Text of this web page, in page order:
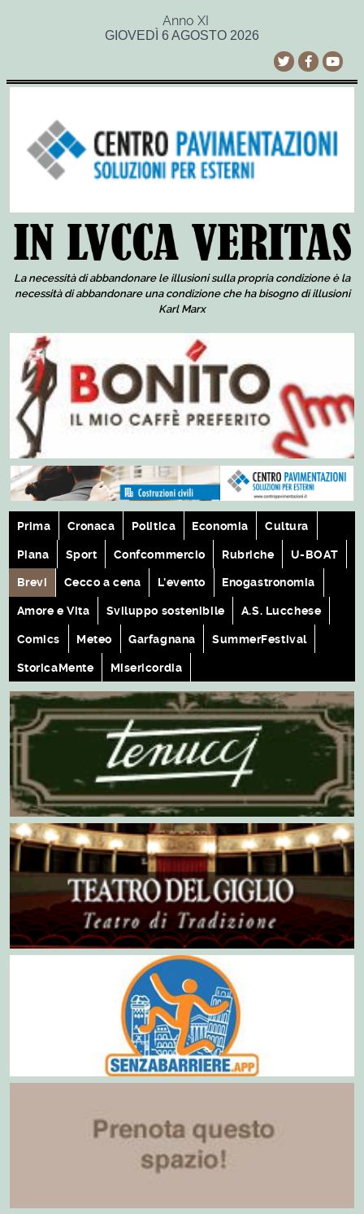
Anno XI
GIOVEDÌ 6 AGOSTO 2026
La necessità di abbandonare le illusioni sulla propria condizione è la
necessità di abbandonare una condizione che ha bisogno di illusioni
Karl Marx
Prima Cronaca Politica Economia Cultura
Piana Sport Confcommercio Rubriche U-BOAT
Brevi Cecco a cena L'evento Enogastronomia
Amore e Vita Sviluppo sostenibile A.S. Lucchese
Comics Meteo Garfagnana SummerFestival
StoricaMente Misericordia